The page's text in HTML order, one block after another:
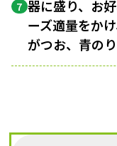
7 器に盛り、お
ーズ適量をか
がつお、青のり